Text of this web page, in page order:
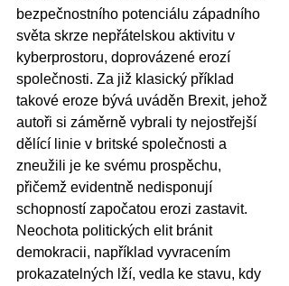
bezpečnostního potenciálu západního
světa skrze nepřátelskou aktivitu v
kyberprostoru, doprovázené erozí
společnosti. Za již klasický příklad
takové eroze bývá uváděn Brexit, jehož
autoři si záměrně vybrali ty nejostřejší
dělící linie v britské společnosti a
zneužili je ke svému prospěchu,
přičemž evidentně nedisponují
schopností započatou erozi zastavit.
Neochota politických elit bránit
demokracii, například vyvracením
prokazatelných lží, vedla ke stavu, kdy